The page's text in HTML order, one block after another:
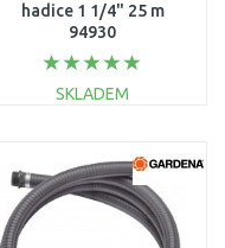
hadice 1 1/4" 25 m
94930
SKLADEM
Porovnat